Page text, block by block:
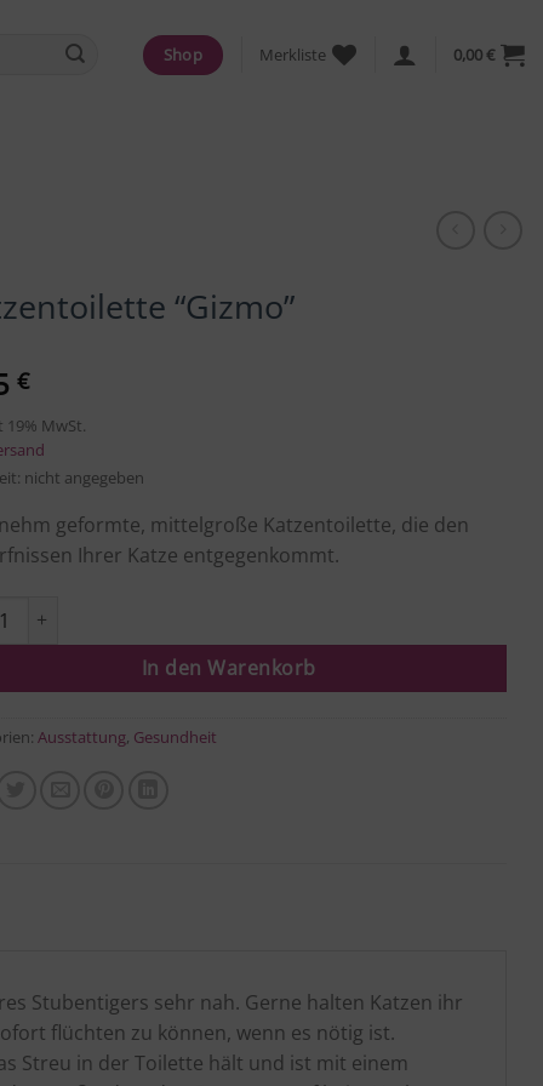
Shop Merkliste 0,00€
“Gizmo”
€
19% MwSt.
nicht angegeben
geformte, mittelgroße Katzentoilette, die den
Ihrer Katze entgegenkommt.
"Gizmo" Menge
In den Warenkorb
Ausstattung, Gesundheit
Stubentigers sehr nah. Gerne halten Katzen ihr
flüchten zu können, wenn es nötig ist.
Streu in der Toilette hält und ist mit einem